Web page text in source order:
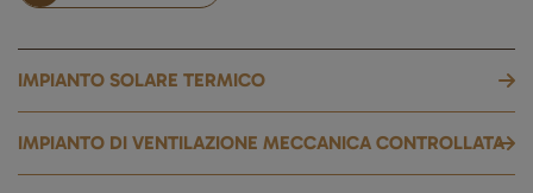
IMPIANTO SOLARE TERMICO
IMPIANTO DI VENTILAZIONE MECCANICA CONTROLLATA